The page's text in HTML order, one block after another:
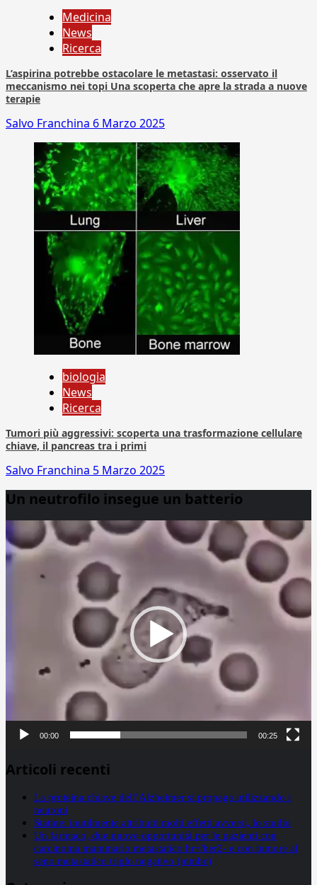
Medicina
News
Ricerca
L’aspirina potrebbe ostacolare le metastasi: osservato il
meccanismo nei topi Una scoperta che apre la strada a nuove
terapie
Salvo Franchina 6 Marzo 2025
biologia
News
Ricerca
Tumori più aggressivi: scoperta una trasformazione cellulare
chiave, il pancreas tra i primi
Salvo Franchina 5 Marzo 2025
Un neutrofilo insegue un batterio
Player
00:00 00:25
Articoli recenti
La proteina chiave dell’Alzheimer si propaga utilizzando i
neuroni
Statine: inutilmente attribuiti molti effetti avversi, lo studio
Un farmaco, due nuove opportunità per le pazienti con
carcinoma mammario metastatico hr+/her2- e con tumore al
seno metastatico triplo negativo (mtnbc)